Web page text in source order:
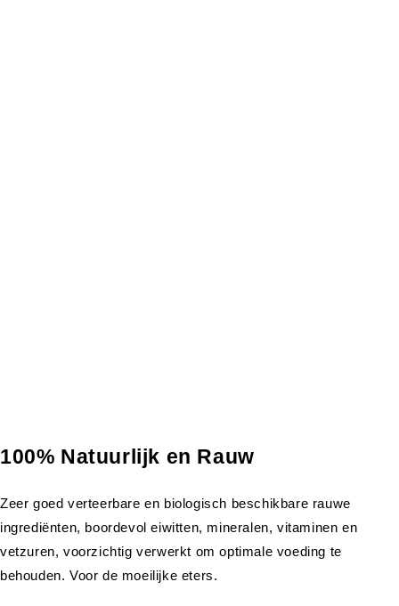
100% Natuurlijk en Rauw
Zeer goed verteerbare en biologisch beschikbare rauwe
ingrediënten, boordevol eiwitten, mineralen, vitaminen en
vetzuren, voorzichtig verwerkt om optimale voeding te
behouden. Voor de moeilijke eters.